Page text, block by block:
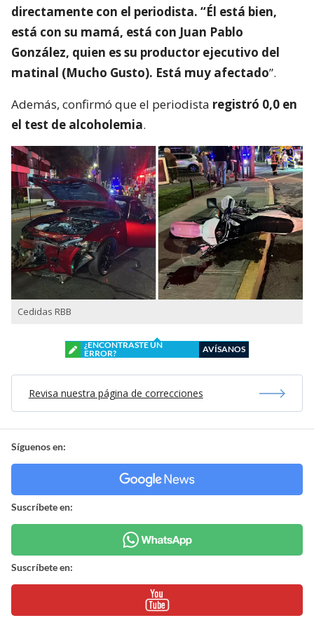
directamente con el periodista. “Él está bien,
está con su mamá, está con Juan Pablo
González, quien es su productor ejecutivo del
matinal (Mucho Gusto). Está muy afectado”.
Además, confirmó que el periodista registró 0,0 en
el test de alcoholemia.
Cedidas RBB
¿ENCONTRASTE UN
ERROR?
AVÍSANOS
Revisa nuestra página de correcciones
Síguenos en:
Suscríbete en:
Suscríbete en: